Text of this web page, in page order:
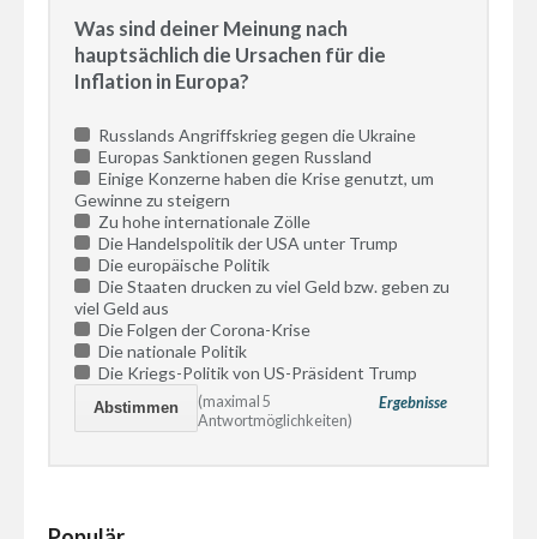
Was sind deiner Meinung nach
hauptsächlich die Ursachen für die
Inflation in Europa?
Russlands Angriffskrieg gegen die Ukraine
Europas Sanktionen gegen Russland
Einige Konzerne haben die Krise genutzt, um
Gewinne zu steigern
Zu hohe internationale Zölle
Die Handelspolitik der USA unter Trump
Die europäische Politik
Die Staaten drucken zu viel Geld bzw. geben zu
viel Geld aus
Die Folgen der Corona-Krise
Die nationale Politik
Die Kriegs-Politik von US-Präsident Trump
Ergebnisse
(maximal 5
Antwortmöglichkeiten)